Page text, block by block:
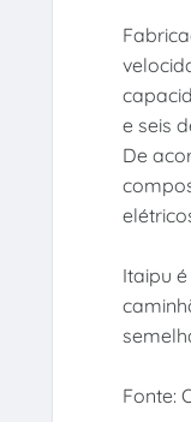
e seis
De
Itaipu
Fonte: